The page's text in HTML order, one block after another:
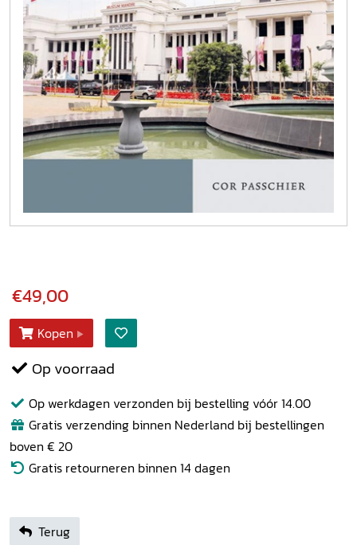
€49,00
Kopen
Op voorraad
Op werkdagen verzonden bij bestelling vóór 14.00
Gratis verzending binnen Nederland bij bestellingen
boven € 20
Gratis retourneren binnen 14 dagen
Terug